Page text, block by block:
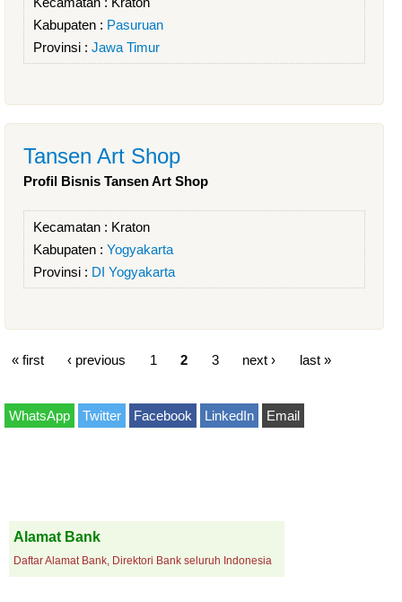
Kabupaten : Pasuruan
Provinsi : Jawa Timur
Tansen Art Shop
Profil Bisnis Tansen Art Shop
Kecamatan : Kraton
Kabupaten : Yogyakarta
Provinsi : DI Yogyakarta
« first ‹ previous 1 2 3 next › last »
WhatsApp Twitter Facebook LinkedIn Email
Alamat Bank
Daftar Alamat Bank, Direktori Bank seluruh Indonesia